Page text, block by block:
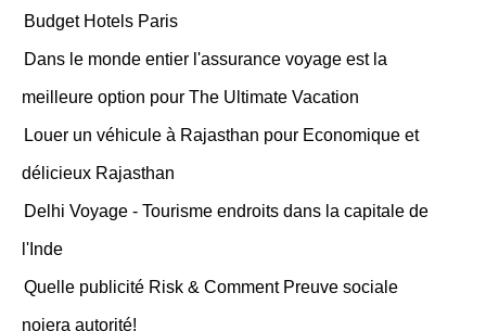
Budget Hotels Paris
Dans le monde entier l'assurance voyage est la
meilleure option pour The Ultimate Vacation
Louer un véhicule à Rajasthan pour Economique et
délicieux Rajasthan
Delhi Voyage - Tourisme endroits dans la capitale de
l'Inde
Quelle publicité Risk & Comment Preuve sociale
noiera autorité!